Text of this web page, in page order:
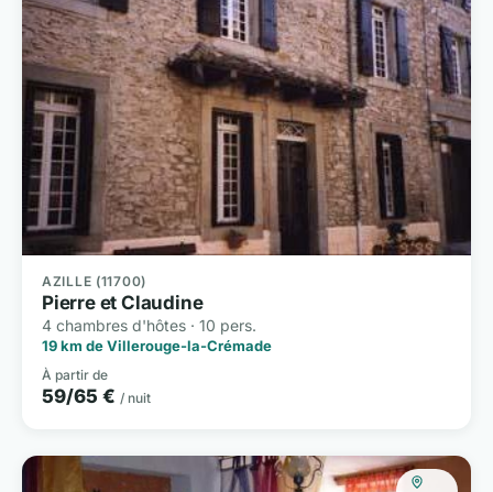
AZILLE (11700)
Pierre et Claudine
4 chambres d'hôtes · 10 pers.
19 km de Villerouge-la-Crémade
À partir de
59/65 € / nuit